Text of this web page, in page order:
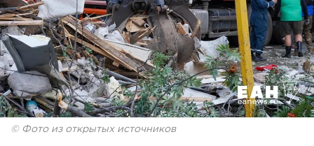
© Фото из открытых источников